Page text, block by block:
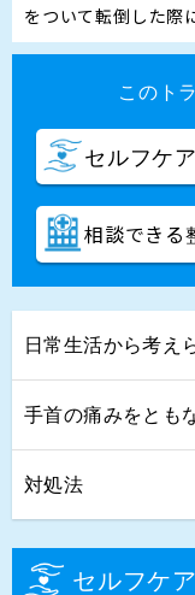
をついて転倒した際
このト
セルフケア
相談できる
日常生活から考え
手首の痛みをとも
対処法
セルフケ